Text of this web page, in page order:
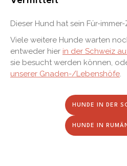
Dieser Hund hat sein Für-
Viele weitere Hunde warten
entweder hier in der Schweiz
sie besucht werden können,
unserer Gnaden-/Lebenshöfe.
HUNDE IN DER
HUNDE IN